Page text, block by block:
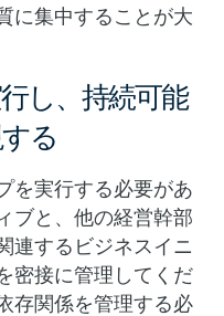
に集中することが大
し、持続可能
る
を実行する必要があ
ブと、他の経営幹部
連するビジネスイニ
密接に管理してくだ
存関係を管理する必